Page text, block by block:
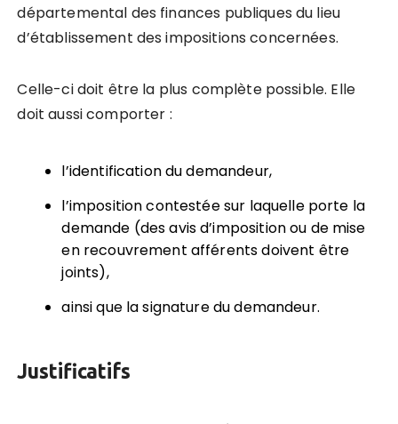
départemental des finances publiques du lieu
d’établissement des impositions concernées.
Celle-ci doit être la plus complète possible. Elle
doit aussi comporter :
l’identification du demandeur,
l’imposition contestée sur laquelle porte la
demande (des avis d’imposition ou de mise
en recouvrement afférents doivent être
joints),
ainsi que la signature du demandeur.
Justificatifs